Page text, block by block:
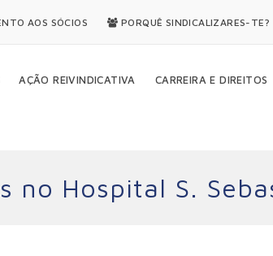
AOS SÓCIOS PORQUÊ SINDICALIZARES-TE?
AÇÃO REIVINDICATIVA CARREIRA E DIREITOS
no Hospital S.